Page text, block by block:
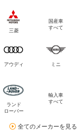
三菱
国産車
すべて
アウディ ミニ
ランド
ローバー
輸入車
すべて
全てのメーカーを見る